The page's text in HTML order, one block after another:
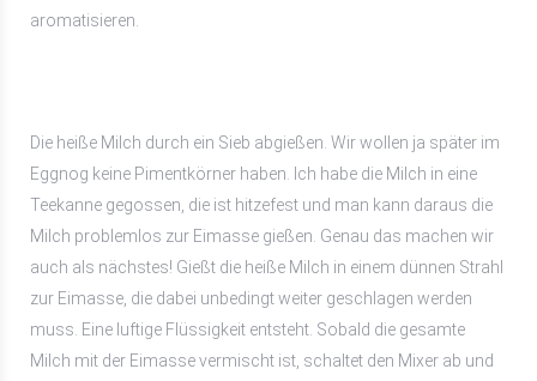
aromatisieren.
Die heiße Milch durch ein Sieb abgießen. Wir wollen ja später im
Eggnog keine Pimentkörner haben. Ich habe die Milch in eine
Teekanne gegossen, die ist hitzefest und man kann daraus die
Milch problemlos zur Eimasse gießen. Genau das machen wir
auch als nächstes! Gießt die heiße Milch in einem dünnen Strahl
zur Eimasse, die dabei unbedingt weiter geschlagen werden
muss. Eine luftige Flüssigkeit entsteht. Sobald die gesamte
Milch mit der Eimasse vermischt ist, schaltet den Mixer ab und